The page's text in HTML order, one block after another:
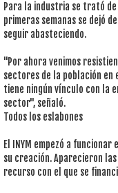
Para la industria se trató
primeras semanas se dejó
seguir abasteciendo.
"Por ahora venimos
sectores de la población en
tiene ningún vínculo con la
sector", señaló.
Todos los eslabones
El INYM empezó a
su creación. Aparecieron
recurso con el que se